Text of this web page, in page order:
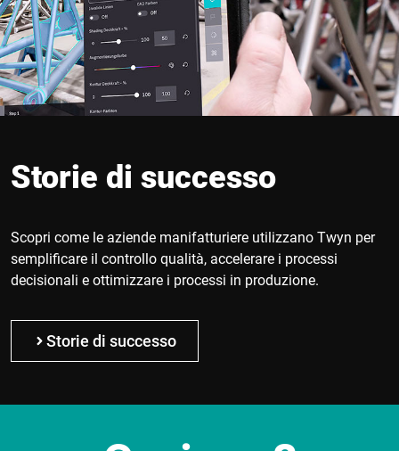
Storie di successo
Scopri come le aziende manifatturiere utilizzano Twyn per
semplificare il controllo qualità, accelerare i processi
decisionali e ottimizzare i processi in produzione.
Storie di successo